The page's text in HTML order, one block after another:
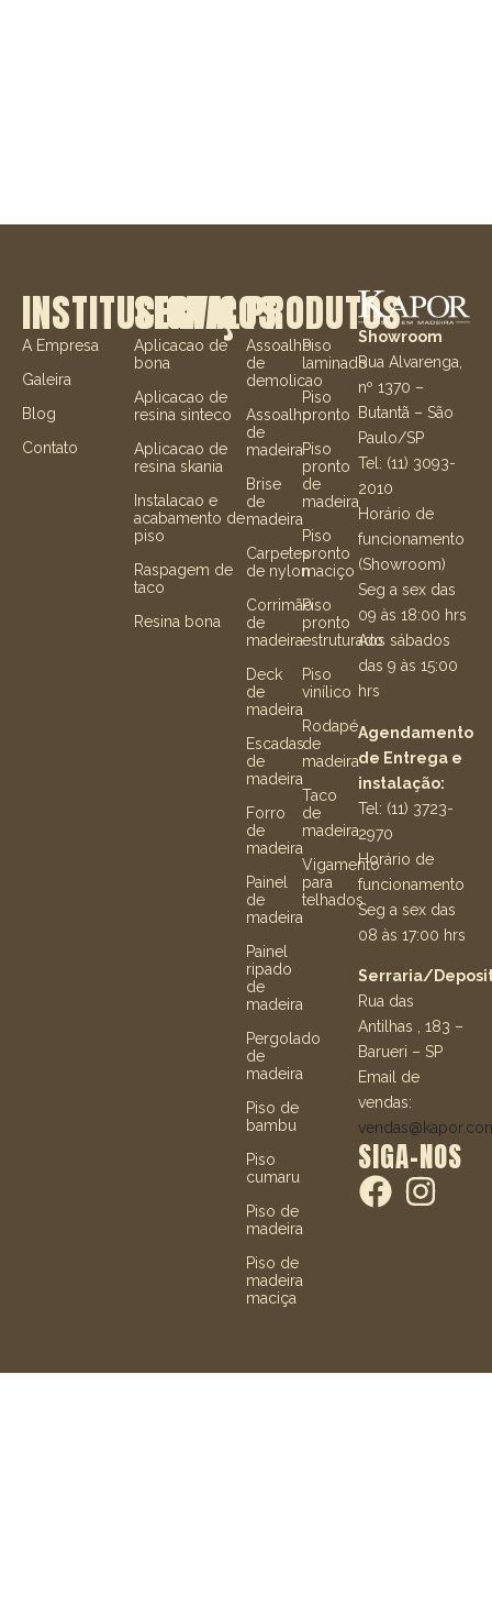
INSTITUCIONAL
A Empresa
Galeira
Blog
Contato
SERVIÇOS
Aplicacao de
bona
Aplicacao de
resina sinteco
Aplicacao de
resina skania
Instalacao e
acabamento de
piso
Raspagem de
taco
Resina bona
PRODUTOS
Assoalho
de
demolicao
Assoalho
de
madeira
Brise
de
madeira
Carpetes
de nylon
Corrimão
de
madeira
Deck
de
madeira
Escadas
de
madeira
Forro
de
madeira
Painel
de
madeira
Painel
ripado
de
madeira
Pergolado
de
madeira
Piso de
bambu
Piso
cumaru
Piso de
madeira
Piso de
madeira
maciça
Piso
laminado
Piso
pronto
Piso
pronto
de
madeira
Piso
pronto
maciço
Piso
pronto
estruturado
Piso
vinílico
Rodapé
de
madeira
Taco
de
madeira
Vigamento
para
telhados
Showroom
Rua Alvarenga,
nº 1370 –
Butantã – São
Paulo/SP
Tel: (11) 3093-
2010
Horário de
funcionamento
(Showroom)
Seg a sex das
09 às 18:00 hrs
Aos sábados
das 9 às 15:00
hrs
Agendamento
de Entrega e
instalação:
Tel: (11) 3723-
2970
Horário de
funcionamento
Seg a sex das
08 às 17:00 hrs
Serraria/
Rua das
Antilhas , 183 –
Barueri – SP
Email de
vendas:
SIGA-NOS